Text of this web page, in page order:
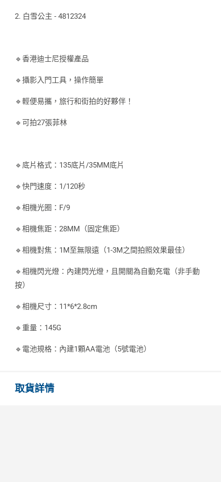
2. 白雪公主 - 4812324
🔹香港迪士尼授權產品
🔹攝影入門工具，操作簡單
🔹輕便易攜，旅行和街拍的好夥伴！
🔹可拍27張菲林
🔹底片格式：135底片/35MM底片
🔹快門速度：1/120秒
🔹相機光圈：F/9
🔹相機焦距：28MM（固定焦距）
🔹相機對焦：1M至無限遠（1-3M之間拍照效果最佳）
🔹相機閃光燈：內建閃光燈，且開關為自動充電（非手動
按）
🔹相機尺寸：11*6*2.8cm
🔹重量：145G
🔹電池規格：內建1顆AA電池（5號電池）
取貨詳情